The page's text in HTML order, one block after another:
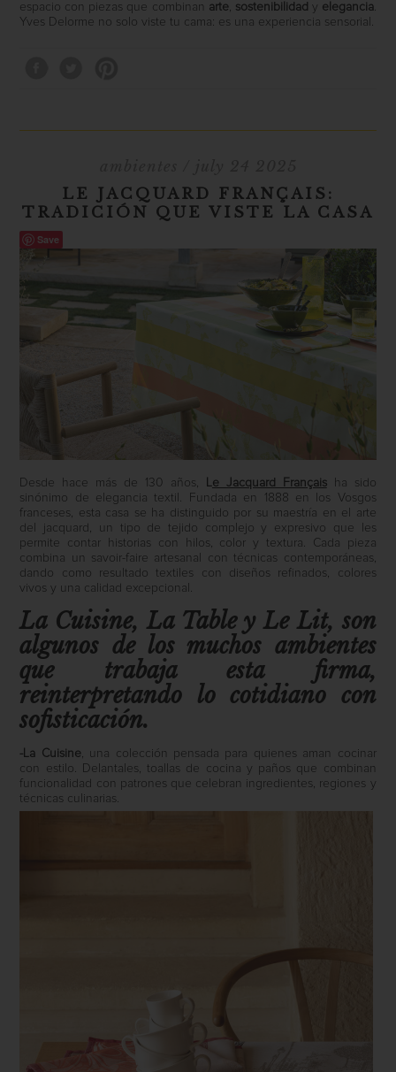
espacio con piezas que combinan arte, sostenibilidad y elegancia.
Yves Delorme no solo viste tu cama: es una experiencia sensorial.
LE JACQUARD FRANÇAIS:
TRADICIÓN QUE VISTE LA CASA
Save
Desde hace más de 130 años, Le Jacquard Françaisha sido
sinónimo de elegancia textil. Fundada en 1888 en los Vosgos
franceses, esta casa se ha distinguido por su maestría en el arte
del jacquard, un tipo de tejido complejo y expresivo que les
permite contar historias con hilos, color y textura. Cada pieza
combina un savoir-faire artesanal con técnicas contemporáneas,
dando como resultado textiles con diseños refinados, colores
vivos y una calidad excepcional.
La Cuisine,La TableyLe Lit, son
algunos de los muchos ambientes
que trabaja esta firma,
reinterpretando lo cotidiano con
sofisticación.
-La Cuisine, una colección pensada para quienes aman cocinar
con estilo. Delantales, toallas de cocina y paños que combinan
funcionalidad con patrones que celebran ingredientes, regiones y
técnicas culinarias.